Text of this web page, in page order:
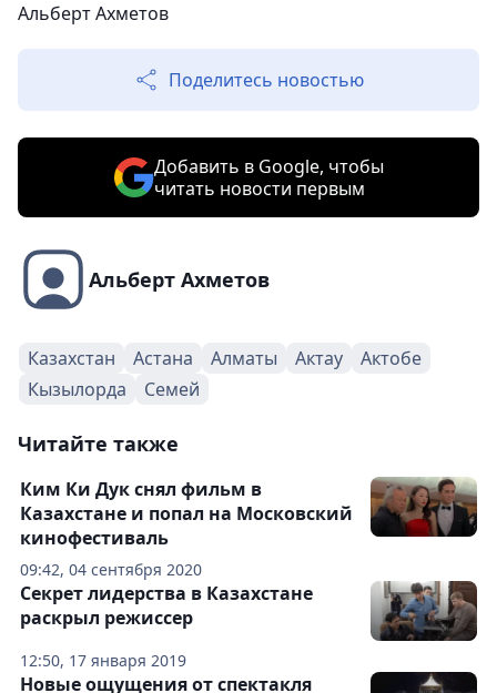
Альберт Ахметов
Поделитесь новостью
Добавить в Google, чтобы
читать новости первым
Альберт Ахметов
Казахстан Астана Алматы Актау
Актобе
Кызылорда
Семей
Читайте также
09:42, 04 сентября 2020
Ким Ки Дук снял фильм в
Казахстане и попал на Московский
кинофестиваль
12:50, 17 января 2019
Секрет лидерства в Казахстане
раскрыл режиссер
Новые ощущения от спектакля